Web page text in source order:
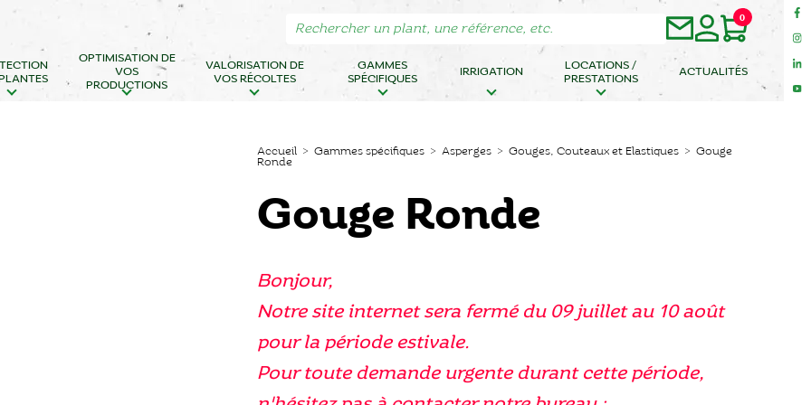
0
OPTIMISATION DE
VOS
PRODUCTIONS
VALORISATION DE
VOS RÉCOLTES
GAMMES
SPÉCIFIQUES
IRRIGATION
LOCATIONS /
PRESTATIONS
ACTUALITÉS
Accueil > Gammes spécifiques > Asperges > Gouges, Couteaux et Elastiques > Gouge
Ronde
Gouge Ronde
Bonjour,
Notre site internet sera fermé du 09 juillet au 10 août
pour la période estivale.
Pour toute demande urgente durant cette période,